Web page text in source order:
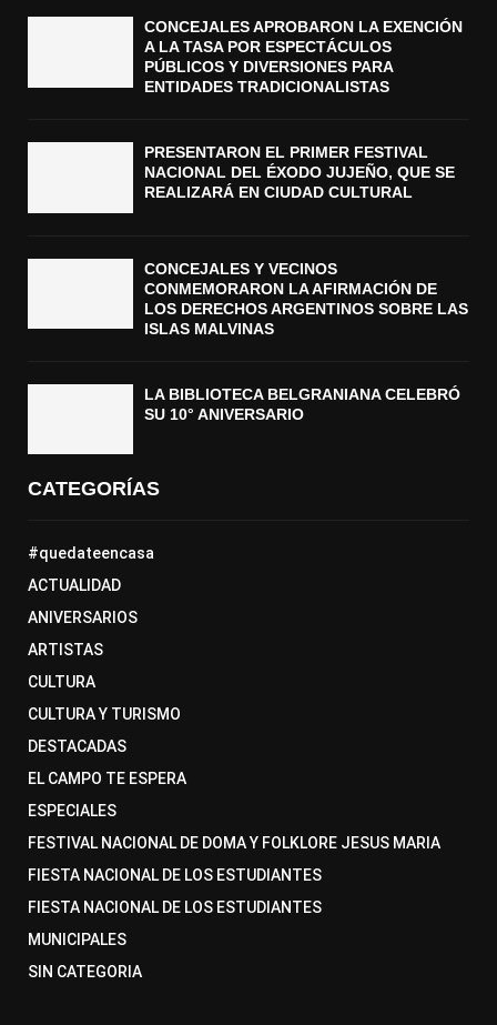
CONCEJALES APROBARON LA EXENCIÓN
A LA TASA POR ESPECTÁCULOS
PÚBLICOS Y DIVERSIONES PARA
ENTIDADES TRADICIONALISTAS
PRESENTARON EL PRIMER FESTIVAL
NACIONAL DEL ÉXODO JUJEÑO, QUE SE
REALIZARÁ EN CIUDAD CULTURAL
CONCEJALES Y VECINOS
CONMEMORARON LA AFIRMACIÓN DE
LOS DERECHOS ARGENTINOS SOBRE LAS
ISLAS MALVINAS
LA BIBLIOTECA BELGRANIANA CELEBRÓ
SU 10° ANIVERSARIO
CATEGORÍAS
#quedateencasa
ACTUALIDAD
ANIVERSARIOS
ARTISTAS
CULTURA
CULTURA Y TURISMO
DESTACADAS
EL CAMPO TE ESPERA
ESPECIALES
FESTIVAL NACIONAL DE DOMA Y FOLKLORE JESUS MARIA
FIESTA NACIONAL DE LOS ESTUDIANTES
FIESTA NACIONAL DE LOS ESTUDIANTES
MUNICIPALES
SIN CATEGORIA